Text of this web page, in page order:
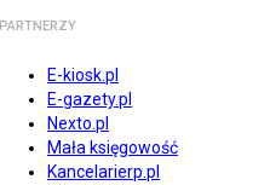
PARTNERZY
E-kiosk.pl
E-gazety.pl
Nexto.pl
Mała księgowość
Kancelarierp.pl